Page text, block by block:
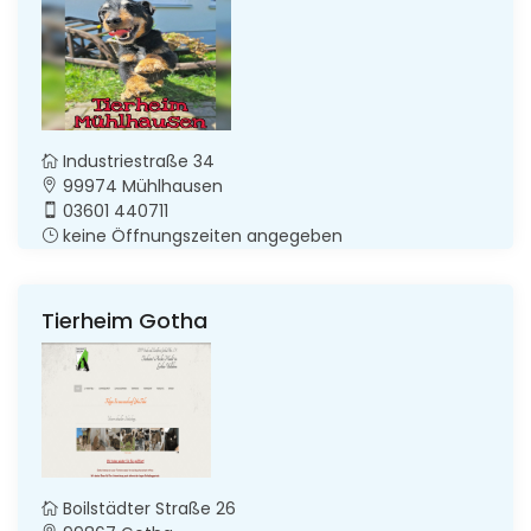
Industriestraße 34
99974 Mühlhausen
03601 440711
keine Öffnungszeiten angegeben
Tierheim Gotha
Boilstädter Straße 26